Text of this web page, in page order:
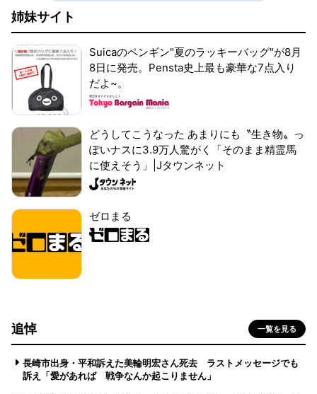
姉妹サイト
Suicaのペンギン"夏のラッキーバッグ"が8月
8日に発売。Pensta史上最も豪華な7点入り
だよ~。
どうしてこうなった あまりにも〝生き物〟っ
ぽいナスに3.9万人驚がく「そのまま精霊馬
に使えそう」|Jタウンネット
ゼロまる
追悼 一覧を見る
長崎市出身・平和訴えた美輪明宏さん死去 ラストメッセージでも
訴え「愛があれば 戦争なんか起こりません」